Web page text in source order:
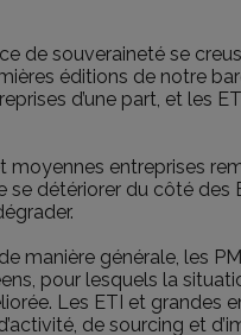
de souveraineté se
éditions de notre
d’une part, et les
entreprises
se détériorer du côté des
manière générale, les
pour lesquels la
Les ETI et grandes
de sourcing et